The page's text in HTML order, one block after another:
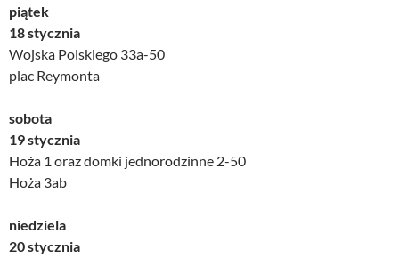
piątek
18 stycznia
Wojska Polskiego 33a-50
plac Reymonta
sobota
19 stycznia
Hoża 1 oraz domki jednorodzinne 2-50
Hoża 3ab
niedziela
20 stycznia